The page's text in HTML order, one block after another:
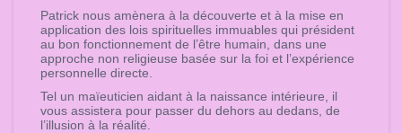
Patrick nous amènera à la découverte et à la mise en
application des lois spirituelles immuables qui président
au bon fonctionnement de l’être humain, dans une
approche non religieuse basée sur la foi et l’expérience
personnelle directe.
Tel un maïeuticien aidant à la naissance intérieure, il
vous assistera pour passer du dehors au dedans, de
l’illusion à la réalité.